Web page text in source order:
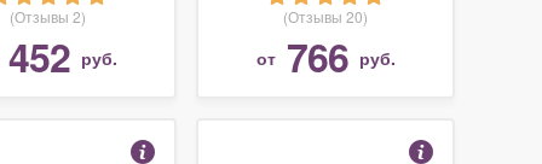
(Отзывы 2)
452 руб.
(Отзывы 20)
от 766 руб.